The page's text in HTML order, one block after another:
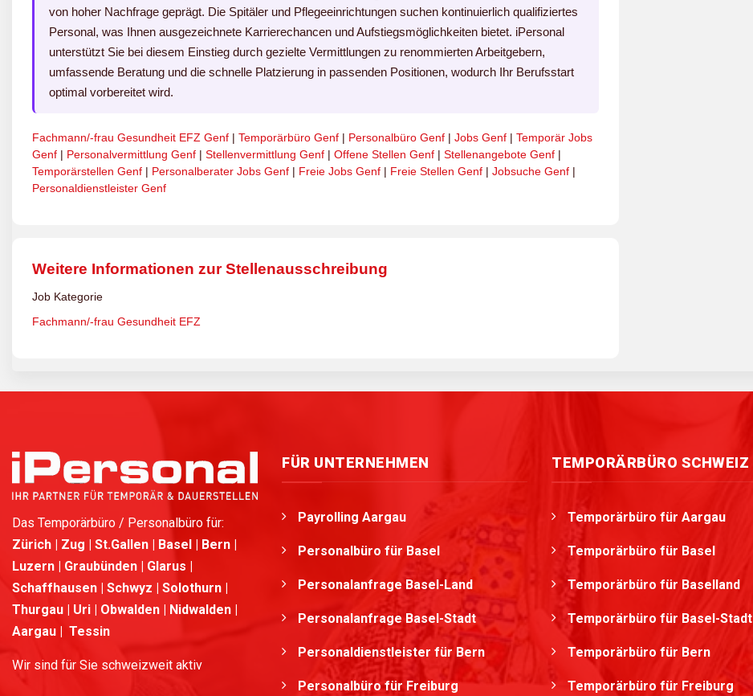
von hoher Nachfrage geprägt. Die Spitäler und Pflegeeinrichtungen suchen kontinuierlich qualifiziertes
Personal, was Ihnen ausgezeichnete Karrierechancen und Aufstiegsmöglichkeiten bietet. iPersonal
unterstützt Sie bei diesem Einstieg durch gezielte Vermittlungen zu renommierten Arbeitgebern,
umfassende Beratung und die schnelle Platzierung in passenden Positionen, wodurch Ihr Berufsstart
optimal vorbereitet wird.
Fachmann/-frau Gesundheit EFZ Genf | Temporärbüro Genf | Personalbüro Genf | Jobs Genf | Temporär Jobs
Genf | Personalvermittlung Genf | Stellenvermittlung Genf | Offene Stellen Genf | Stellenangebote Genf |
Temporärstellen Genf | Personalberater Jobs Genf | Freie Jobs Genf | Freie Stellen Genf | Jobsuche Genf |
Personaldienstleister Genf
Weitere Informationen zur Stellenausschreibung
Job Kategorie
Fachmann/-frau Gesundheit EFZ
Das Temporärbüro / Personalbüro für:
Zürich | Zug | St.Gallen | Basel | Bern |
Luzern | Graubünden | Glarus |
Schaffhausen | Schwyz | Solothurn |
Thurgau | Uri | Obwalden | Nidwalden |
Aargau | Tessin
Wir sind für Sie schweizweit aktiv
FÜR UNTERNEHMEN
Payrolling Aargau
Personalbüro für Basel
Personalanfrage Basel-Land
Personalanfrage Basel-Stadt
Personaldienstleister für Bern
Personalbüro für Freiburg
TEMPORÄRBÜRO SCHWEIZ
Temporärbüro für Aargau
Temporärbüro für Basel
Temporärbüro für Baselland
Temporärbüro für Basel-Stadt
Temporärbüro für Bern
Temporärbüro für Freiburg